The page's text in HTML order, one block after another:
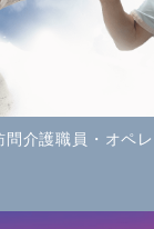
介護職員・オペ